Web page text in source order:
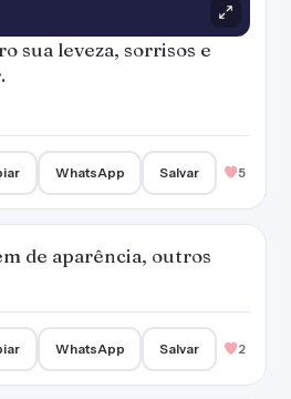
sua leveza, sorrisos e
WhatsApp Salvar 5
de aparência, outros
WhatsApp Salvar 2